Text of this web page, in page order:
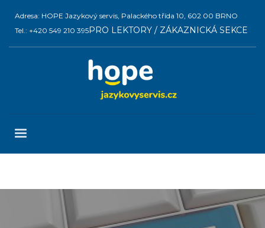
Adresa: HOPE Jazykový servis, Palackého třída 10, 602 00 BRNO
Tel.: +420 549 210 395PRO LEKTORY / ZÁKAZNICKÁ SEKCE